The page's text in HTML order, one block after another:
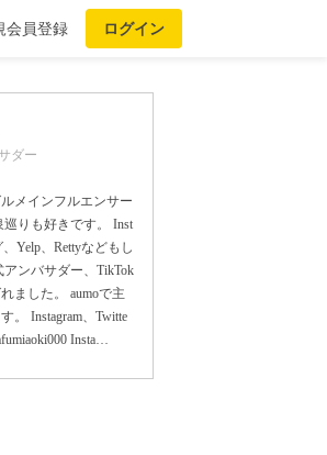
会員登録 ログイン
ダー
メインフルエンサー
りも好きです。 Inst
Yelp、Rettyなどもし
ンバサダー、TikTok
ました。 aumoで主
。 Instagram、Twitte
Insta…